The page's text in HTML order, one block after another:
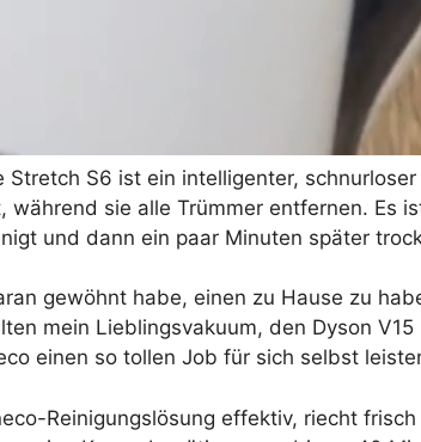
Stretch S6 ist ein intelligenter,
während sie alle Trümmer entfernen. Es
und dann ein paar Minuten später
gewöhnt habe, einen zu Hause zu
mein Lieblingsvakuum, den Dyson
einen so tollen Job für sich selbst
Reinigungslösung effektiv, riecht